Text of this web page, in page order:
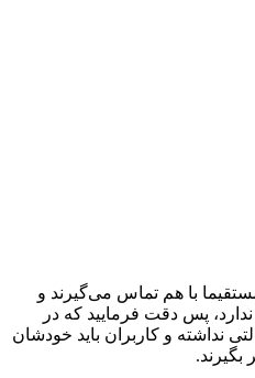
با هم تماس می‌گیرند و
پس دقت فرمایید که در
و کاربران باید خودشان